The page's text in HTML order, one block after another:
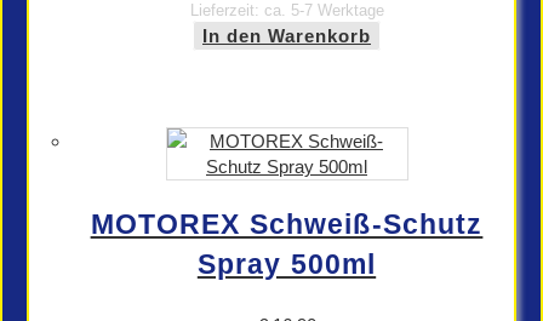
Lieferzeit: ca. 5-7 Werktage
In den Warenkorb
MOTOREX Schweiß-Schutz
Spray 500ml